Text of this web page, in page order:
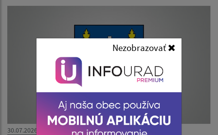
Nezobrazovať
30.07.2026